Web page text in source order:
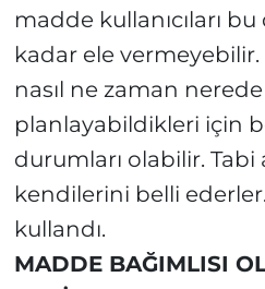
madde kullanıcıları
kadar ele
nasıl ne zaman
planlayabildikleri için
durumları olabilir.
kendilerini belli
kullandı.
MADDE BAĞIMLISI